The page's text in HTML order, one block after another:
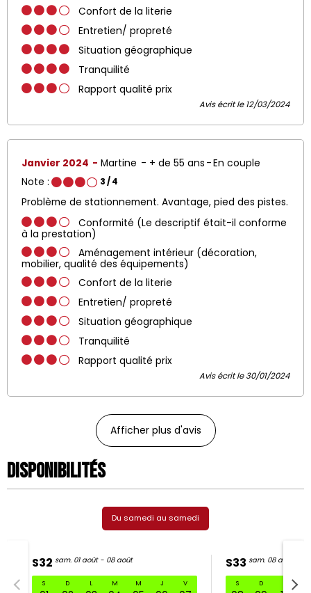
Confort de la literie
Entretien/ propreté
Situation géographique
Tranquilité
Rapport qualité prix
Avis écrit le 12/03/2024
Janvier 2024 Martine + de 55 ans
En couple
Note :
3/ 4
Problème de stationnement. Avantage, pied des pistes.
Conformité (Le descriptif était-il conforme
à la prestation)
Aménagement intérieur (décoration,
mobilier, qualité des équipements)
Confort de la literie
Entretien/ propreté
Situation géographique
Tranquilité
Rapport qualité prix
Avis écrit le 30/01/2024
Afficher plus d'avis
Disponibilités
Du samedi au samedi
S32 sam. 01 août - 08 août
S D L M M J V
S33 sam. 08 août - 15
S D
S32 sam. 01 août - 08 août